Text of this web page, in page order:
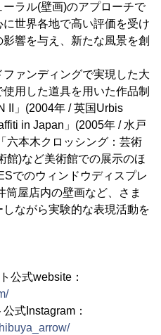
ラル(壁画)のアプローチで
世界各地で高い評価を受け
響を与え、新たな風景を創
ァンディングで実現した大
用した道具を用いた作品制
II」(2004年 / 英国Urbis
in Japan」(2005年 / 水戸
六本木クロッシング：芸術
館)など美術館での展示のほ
でのウィンドウディスプレ
筒屋店内の壁画など、さま
ながら実験的な表現活動を
公式website：
式Instagram：